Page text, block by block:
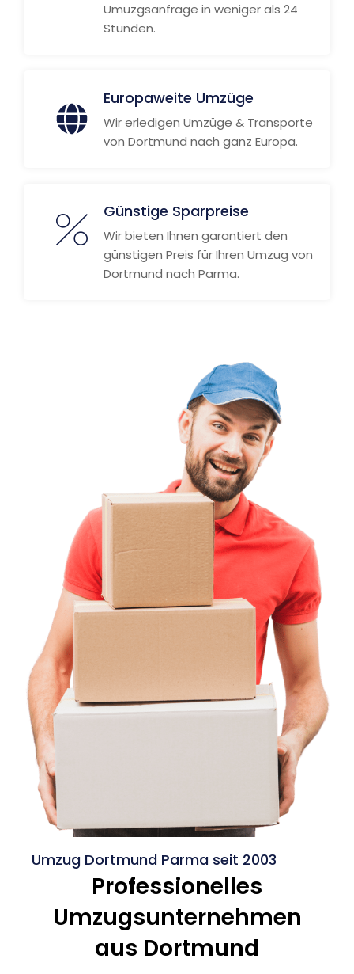
Umuzgsanfrage in weniger als 24
Stunden.
Europaweite Umzüge
Wir erledigen Umzüge & Transporte
von Dortmund nach ganz Europa.
Günstige Sparpreise
Wir bieten Ihnen garantiert den
günstigen Preis für Ihren Umzug von
Dortmund nach Parma.
Umzug Dortmund Parma seit 2003
Professionelles
Umzugsunternehmen
aus Dortmund